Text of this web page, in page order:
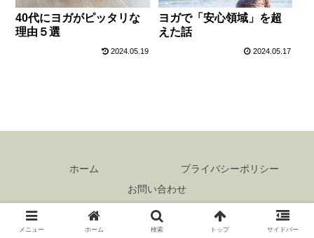
40代にヨガがピッタリな
理由５選
2024.05.19
ヨガで「安心領域」を超
えた話
2024.05.17
ホーム
プライバシーポリシー
お問い合わせ
© 2023-2026 ごきげん研究所.
メニュー ホーム 検索 トップ サイドバー